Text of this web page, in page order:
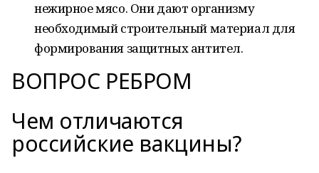
нежирное мясо. Они дают организму
необходимый строительный материал для
формирования защитных антител.
ВОПРОС РЕБРОМ
Чем отличаются
российские вакцины?